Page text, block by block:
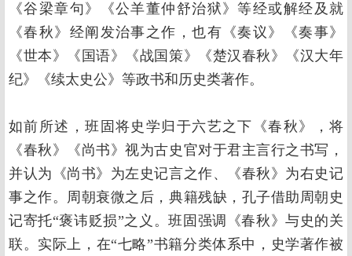
《谷梁章句》《公羊董仲舒治狱》等经或解经及就
《春秋》经阐发治事之作，也有《奏议》《奏事》
《世本》《国语》《战国策》《楚汉春秋》《汉大年
纪》《续太史公》等政书和历史类著作。
如前所述，班固将史学归于六艺之下《春秋》，将
《春秋》《尚书》视为古史官对于君主言行之书写，
并认为《尚书》为左史记言之作、《春秋》为右史记
事之作。周朝衰微之后，典籍残缺，孔子借助周朝史
记寄托“褒讳贬损”之义。班固强调《春秋》与史的关
联。实际上，在“七略”书籍分类体系中，史学著作被